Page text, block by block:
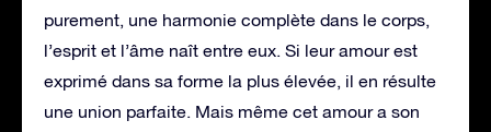
purement, une harmonie complète dans le corps,
l’esprit et l’âme naît entre eux. Si leur amour est
exprimé dans sa forme la plus élevée, il en résulte
une union parfaite. Mais même cet amour a son